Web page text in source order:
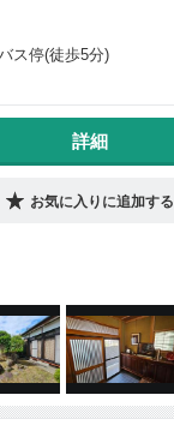
ス停(徒歩5分)
詳細
お気に入りに追加する